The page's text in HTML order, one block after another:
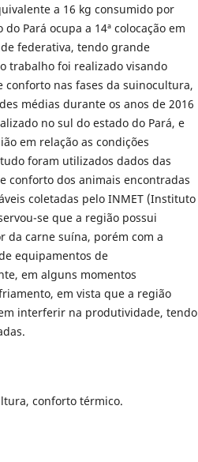
a 16 kg consumido por
Pará ocupa a 14ª colocação em
federativa, tendo grande
trabalho foi realizado visando
nas fases da suinocultura,
médias durante os anos de 2016
no sul do estado do Pará, e
em relação as condições
foram utilizados dados das
conforto dos animais encontradas
coletadas pelo INMET (Instituto
se que a região possui
da carne suína, porém com a
equipamentos de
em alguns momentos
em vista que a região
interferir na produtividade, tendo
conforto térmico.